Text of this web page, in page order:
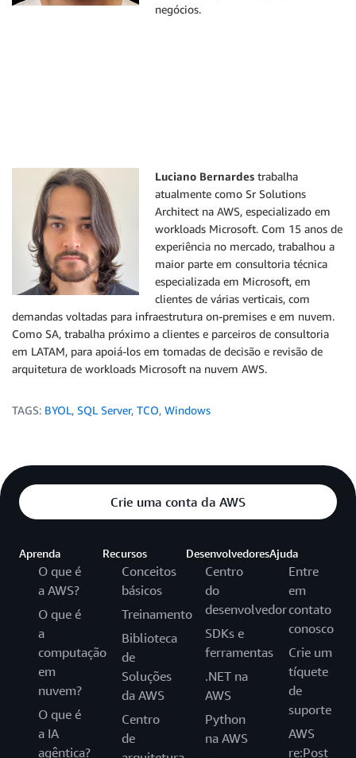
negócios.
Luciano Bernardes trabalha
atualmente como Sr Solutions
Architect na AWS, especializado em
workloads Microsoft. Com 15 anos de
experiência no mercado, trabalhou a
maior parte em consultoria técnica
especializada em Microsoft, em
clientes de várias verticais, com
demandas voltadas para infraestrutura on-premises e em nuvem.
Como SA, trabalha próximo a clientes e parceiros de consultoria
em LATAM, para apoiá-los em tomadas de decisão e revisão de
arquitetura de workloads Microsoft na nuvem AWS.
TAGS: BYOL, SQL Server, TCO, Windows
Crie uma conta da AWS
Aprenda
O que é
a AWS?
O que é
a
computação
em
nuvem?
O que é
a IA
agêntica?
Recursos
Conceitos
básicos
Treinamento
Biblioteca
de
Soluções
da AWS
Centro
de
Desenvolvedores
Centro
do
desenvolvedor
SDKs e
ferramentas
.NET na
AWS
Python
na AWS
Ajuda
Entre
em
contato
conosco
Crie um
tíquete
de
suporte
AWS
re:Post